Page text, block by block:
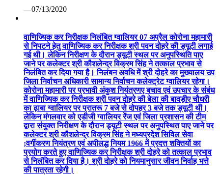
—07/13/2020
वाणिज्यिक कर निरीक्षक निलंबित ग्वालियर 07 अप्रैल कोरोना महामारी
से निपटने हेतु वाणिज्यिक कर निरीक्षक श्री पवन दोहरे की ड्यूटी लगाई
गई थी। लेकिन निरीक्षण के दौरान ड्यूटी स्थल पर अनुपस्थिति पाए
जाने पर कलेक्टर श्री कौशलेन्द्र विक्रम सिंह ने तत्काल प्रभाव से
निलंबित कर दिया गया है। निलंबन अवधि में श्री दोहरे का मुख्यालय उप
जिला निर्वाचन अधिकारी सामान्य निर्वाचन कलेक्ट्रेट ग्वालियर रहेगा।
कोरोना महामारी पर प्रभावी अंकुश नियंत्रणए बचाव एवं उपचार के संबंध
में वाणिज्यिक कर निरीक्षक श्री पवन दोहरे की बेला की बावड़ीए चौधरी
का ढ़ाबा ग्वालियर पर प्रातरू 7 बजे से दोपहर 3 बजे तक ड्यूटी थी।
लेकिन मंगलवार को एडीजी ग्वालियर रेंज एवं जिला प्रशासन की टीम
द्वारा संयुक्त निरीक्षण के दौरान ड्यूटी स्थल पर अनुपस्थित पाए जाने पर
कलेक्टर श्री कौशलेन्द्र विक्रम सिंह ने मध्यप्रदेश सिविल सेवा
;वर्गीकरण नियंत्रण एवं अपीलद्ध नियम 1966 में प्रदत्त शक्तियों का
प्रयोग करते हुए वाणिज्यिक कर निरीक्षक श्री दोहरे को तत्काल प्रभाव
से निलंबित कर दिया है। श्री दोहरे को नियमानुसार जीवन निर्वाह भत्ते
की पात्रता रहेगी।